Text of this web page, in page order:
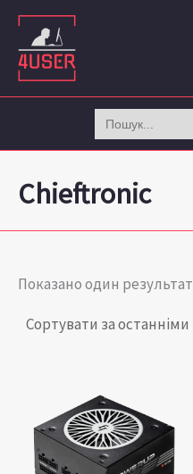
Перейти
вмісту
Search
for:
Chieftronic
Показано один результат